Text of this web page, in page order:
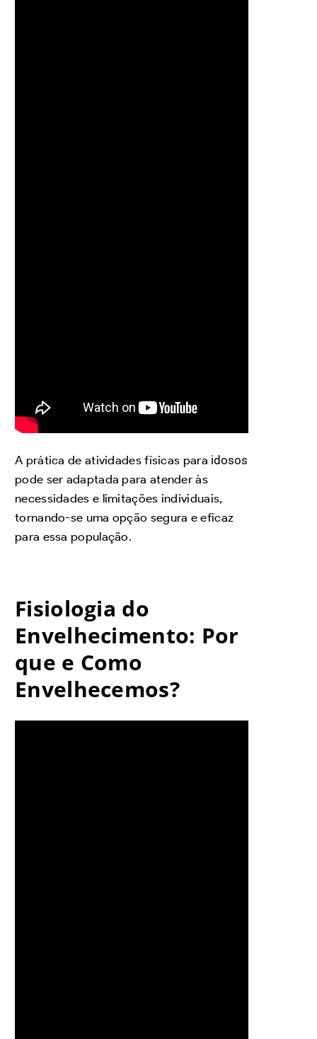
A prática de atividades físicas para idosos
pode ser adaptada para atender às
necessidades e limitações individuais,
tornando-se uma opção segura e eficaz
para essa população.
Fisiologia do
Envelhecimento: Por
que e Como
Envelhecemos?